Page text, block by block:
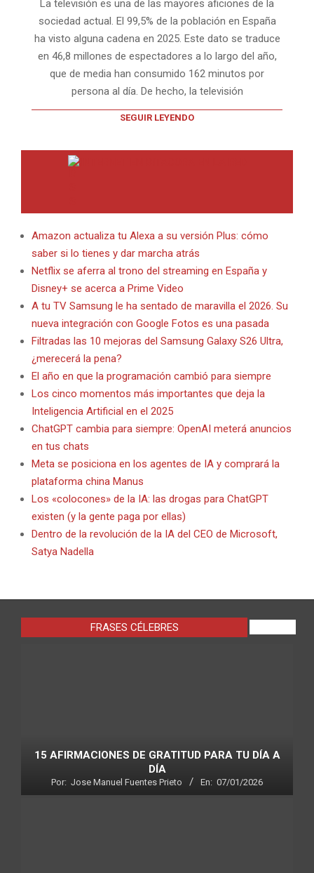
La televisión es una de las mayores aficiones de la
sociedad actual. El 99,5% de la población en España
ha visto alguna cadena en 2025. Este dato se traduce
en 46,8 millones de espectadores a lo largo del año,
que de media han consumido 162 minutos por
persona al día. De hecho, la televisión
SEGUIR LEYENDO
Amazon actualiza tu Alexa a su versión Plus: cómo
saber si lo tienes y dar marcha atrás
Netflix se aferra al trono del streaming en España y
Disney+ se acerca a Prime Video
A tu TV Samsung le ha sentado de maravilla el 2026. Su
nueva integración con Google Fotos es una pasada
Filtradas las 10 mejoras del Samsung Galaxy S26 Ultra,
¿merecerá la pena?
El año en que la programación cambió para siempre
Los cinco momentos más importantes que deja la
Inteligencia Artificial en el 2025
ChatGPT cambia para siempre: OpenAI meterá anuncios
en tus chats
Meta se posiciona en los agentes de IA y comprará la
plataforma china Manus
Los «colocones» de la IA: las drogas para ChatGPT
existen (y la gente paga por ellas)
Dentro de la revolución de la IA del CEO de Microsoft,
Satya Nadella
FRASES CÉLEBRES
15 AFIRMACIONES DE GRATITUD PARA TU DÍA A
DÍA
Por: Jose Manuel Fuentes Prieto En: 07/01/2026